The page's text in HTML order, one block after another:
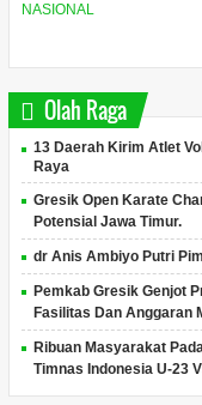
NASIONAL
Olah Raga
13 Daerah Kirim Atlet
Raya
Gresik Open Karate
Potensial Jawa Timur.
dr Anis Ambiyo Putri
Pemkab Gresik Genjot
Fasilitas Dan Anggaran
Ribuan Masyarakat
Timnas Indonesia U-23